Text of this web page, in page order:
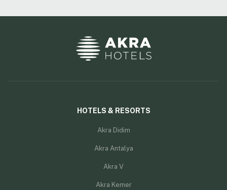
HOTELS & RESORTS
Akra Didim
Akra Antalya
Akra V
Akra Kemer